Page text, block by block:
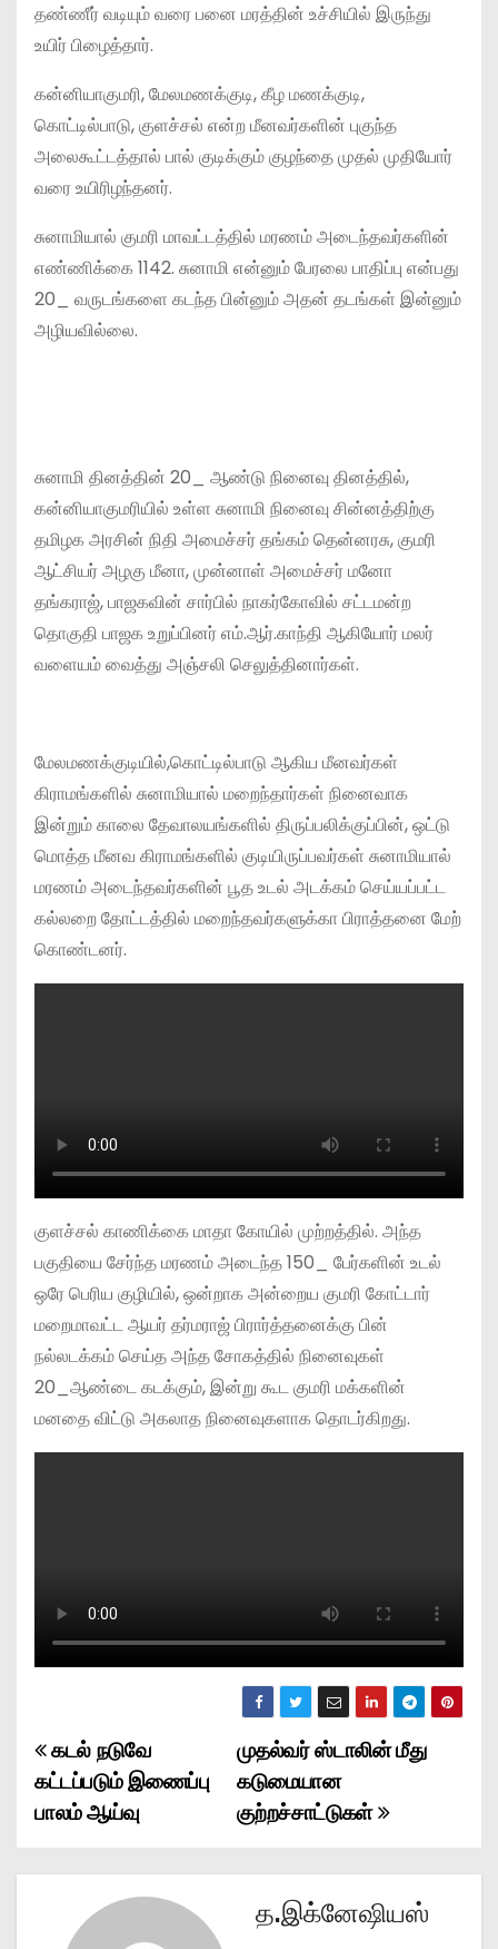
தண்ணீர் வடியும் வரை பனை மரத்தின் உச்சியில் இருந்து
உயிர் பிழைத்தார்.
கன்னியாகுமரி, மேலமணக்குடி, கீழ மணக்குடி,
கொட்டில்பாடு, குளச்சல் என்ற மீனவர்களின் புகுந்த
அலைகூட்டத்தால் பால் குடிக்கும் குழந்தை முதல் முதியோர்
வரை உயிரிழந்தனர்.
சுனாமியால் குமரி மாவட்டத்தில் மரணம் அடைந்தவர்களின்
எண்ணிக்கை 1142. சுனாமி என்னும் பேரலை பாதிப்பு என்பது
20_ வருடங்களை கடந்த பின்னும் அதன் தடங்கள் இன்னும்
அழியவில்லை.
சுனாமி தினத்தின் 20_ ஆண்டு நினைவு தினத்தில்,
கன்னியாகுமரியில் உள்ள சுனாமி நினைவு சின்னத்திற்கு
தமிழக அரசின் நிதி அமைச்சர் தங்கம் தென்னரசு, குமரி
ஆட்சியர் அழகு மீனா, முன்னாள் அமைச்சர் மனோ
தங்கராஜ், பாஜகவின் சார்பில் நாகர்கோவில் சட்டமன்ற
தொகுதி பாஜக உறுப்பினர் எம்.ஆர்.காந்தி ஆகியோர் மலர்
வளையம் வைத்து அஞ்சலி செலுத்தினார்கள்.
மேலமணக்குடியில்,கொட்டில்பாடு ஆகிய மீனவர்கள்
கிராமங்களில் சுனாமியால் மறைந்தார்கள் நினைவாக
இன்றும் காலை தேவாலயங்களில் திருப்பலிக்குப்பின், ஒட்டு
மொத்த மீனவ கிராமங்களில் குடியிருப்பவர்கள் சுனாமியால்
மரணம் அடைந்தவர்களின் பூத உடல் அடக்கம் செய்யப்பட்ட
கல்லறை தோட்டத்தில் மறைந்தவர்களுக்கா பிராத்தனை மேற்
கொண்டனர்.
குளச்சல் காணிக்கை மாதா கோயில் முற்றத்தில். அந்த
பகுதியை சேர்ந்த மரணம் அடைந்த 150_ பேர்களின் உடல்
ஒரே பெரிய குழியில், ஒன்றாக அன்றைய குமரி கோட்டார்
மறைமாவட்ட ஆயர் தர்மராஜ் பிரார்த்தனைக்கு பின்
நல்லடக்கம் செய்த அந்த சோகத்தில் நினைவுகள்
20_ஆண்டை கடக்கும், இன்று கூட குமரி மக்களின்
மனதை விட்டு அகலாத நினைவுகளாக தொடர்கிறது.
P
o
முதல்வர் ஸ்டாலின் மீது
கடுமையான
குற்றச்சாட்டுகள்
கடல் நடுவே
கட்டப்படும் இணைப்பு
பாலம் ஆய்வு
த.இக்னேஷியஸ்